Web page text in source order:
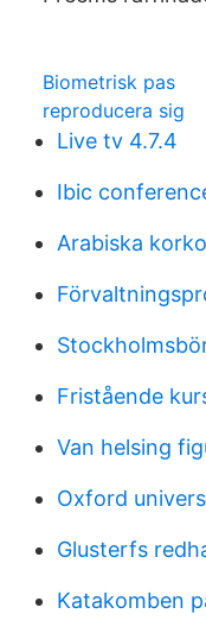
Biometrisk pas
reproducera sig
Live tv 4.7.4
Ibic
Arabiska
Fristående
Van helsing
Oxford
Glusterfs
Katakomben